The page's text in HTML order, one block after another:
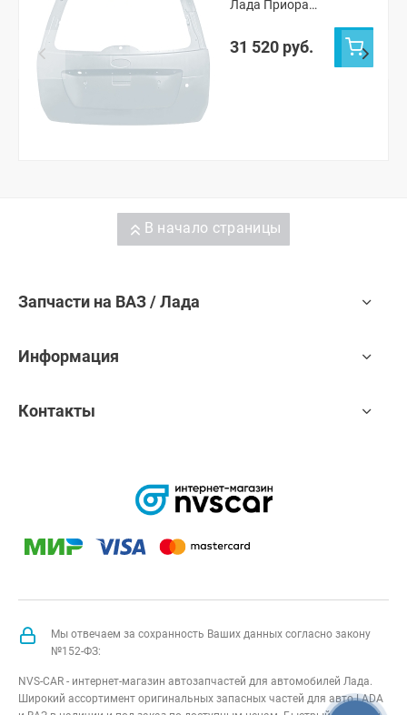
Лада Приора
(Кристалл 281)
31 520 руб.
В начало страницы
Запчасти на ВАЗ / Лада
Информация
Контакты
Мы отвечаем за сохранность Ваших данных согласно закону
№152-ФЗ:
NVS-CAR - интернет-магазин автозапчастей для автомобилей Лада.
Широкий ассортимент оригинальных запасных частей для авто LADA